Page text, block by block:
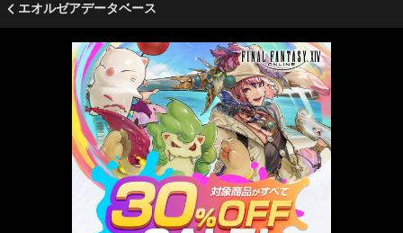
エオルゼアデータベース